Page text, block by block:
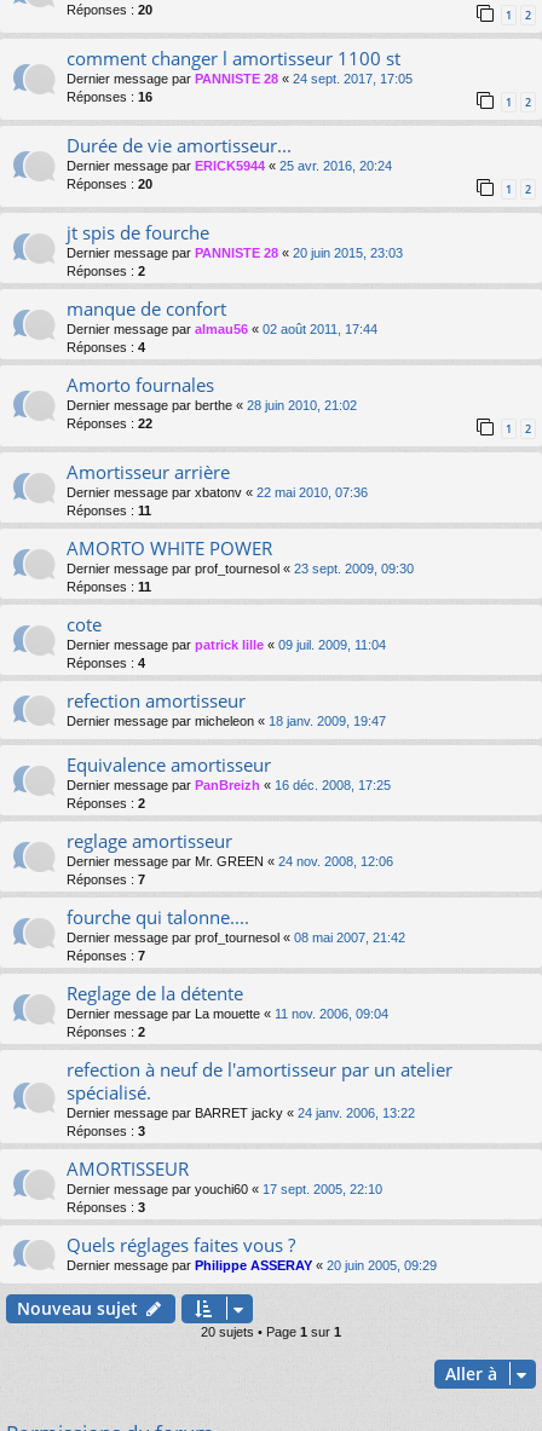
Réponses : 20 1 2
comment changer l amortisseur 1100 st
Dernier message par PANNISTE 28 « 24 sept. 2017, 17:05
Réponses : 16 1 2
Durée de vie amortisseur...
Dernier message par ERICK5944 « 25 avr. 2016, 20:24
Réponses : 20 1 2
jt spis de fourche
Dernier message par PANNISTE 28 « 20 juin 2015, 23:03
Réponses : 2
manque de confort
Dernier message par almau56 « 02 août 2011, 17:44
Réponses : 4
Amorto fournales
Dernier message par berthe « 28 juin 2010, 21:02
Réponses : 22 1 2
Amortisseur arrière
Dernier message par xbatonv « 22 mai 2010, 07:36
Réponses : 11
AMORTO WHITE POWER
Dernier message par prof_tournesol « 23 sept. 2009, 09:30
Réponses : 11
cote
Dernier message par patrick lille « 09 juil. 2009, 11:04
Réponses : 4
refection amortisseur
Dernier message par micheleon « 18 janv. 2009, 19:47
Equivalence amortisseur
Dernier message par PanBreizh « 16 déc. 2008, 17:25
Réponses : 2
reglage amortisseur
Dernier message par Mr. GREEN « 24 nov. 2008, 12:06
Réponses : 7
fourche qui talonne....
Dernier message par prof_tournesol « 08 mai 2007, 21:42
Réponses : 7
Reglage de la détente
Dernier message par La mouette « 11 nov. 2006, 09:04
Réponses : 2
refection à neuf de l'amortisseur par un atelier
spécialisé.
Dernier message par BARRET jacky « 24 janv. 2006, 13:22
Réponses : 3
AMORTISSEUR
Dernier message par youchi60 « 17 sept. 2005, 22:10
Réponses : 3
Quels réglages faites vous ?
Dernier message par Philippe ASSERAY « 20 juin 2005, 09:29
Nouveau sujet
20 sujets • Page 1 sur 1
Aller à